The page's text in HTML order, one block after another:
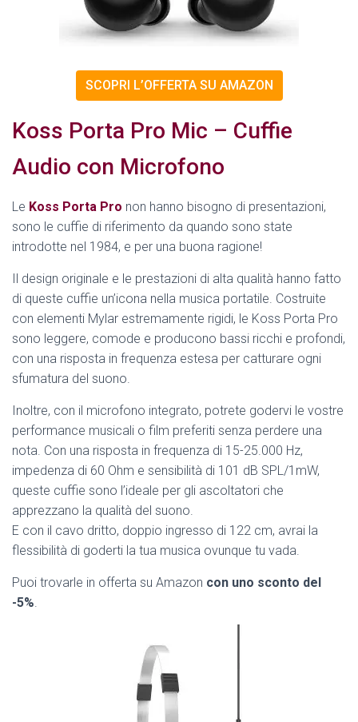
SCOPRI L’OFFERTA SU AMAZON
Koss Porta Pro Mic – Cuffie
Audio con Microfono
Le Koss Porta Pro non hanno bisogno di presentazioni,
sono le cuffie di riferimento da quando sono state
introdotte nel 1984, e per una buona ragione!
Il design originale e le prestazioni di alta qualità hanno fatto
di queste cuffie un’icona nella musica portatile. Costruite
con elementi Mylar estremamente rigidi, le Koss Porta Pro
sono leggere, comode e producono bassi ricchi e profondi,
con una risposta in frequenza estesa per catturare ogni
sfumatura del suono.
Inoltre, con il microfono integrato, potrete godervi le vostre
performance musicali o film preferiti senza perdere una
nota. Con una risposta in frequenza di 15-25.000 Hz,
impedenza di 60 Ohm e sensibilità di 101 dB SPL/1mW,
queste cuffie sono l’ideale per gli ascoltatori che
apprezzano la qualità del suono.
E con il cavo dritto, doppio ingresso di 122 cm, avrai la
flessibilità di goderti la tua musica ovunque tu vada.
Puoi trovarle in offerta su Amazon con uno sconto del
-5%.